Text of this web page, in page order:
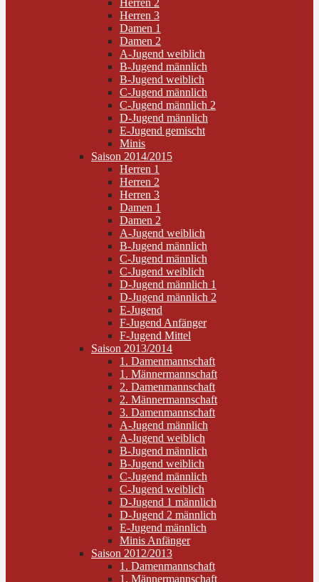
Herren 2
Herren 3
Damen 1
Damen 2
A-Jugend weiblich
B-Jugend männlich
B-Jugend weiblich
C-Jugend männlich
C-Jugend männlich 2
D-Jugend männlich
E-Jugend gemischt
Minis
Saison 2014/2015
Herren 1
Herren 2
Herren 3
Damen 1
Damen 2
A-Jugend weiblich
B-Jugend männlich
C-Jugend männlich
C-Jugend weiblich
D-Jugend männlich 1
D-Jugend männlich 2
E-Jugend
F-Jugend Anfänger
F-Jugend Mittel
Saison 2013/2014
1. Damenmannschaft
1. Männermannschaft
2. Damenmannschaft
2. Männermannschaft
3. Damenmannschaft
A-Jugend männlich
A-Jugend weiblich
B-Jugend männlich
B-Jugend weiblich
C-Jugend männlich
C-Jugend weiblich
D-Jugend 1 männlich
D-Jugend 2 männlich
E-Jugend männlich
Minis Anfänger
Saison 2012/2013
1. Damenmannschaft
1. Männermannschaft